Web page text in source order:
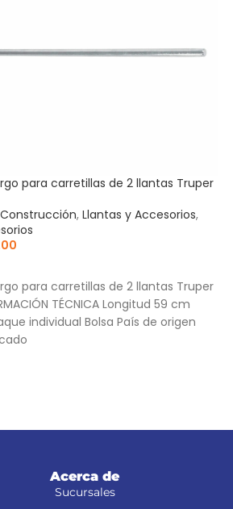
para carretillas de 2 llantas Truper
, Llantas y Accesorios,
para carretillas de 2 llantas Truper
TÉCNICA Longitud 59 cm
individual Bolsa País de origen
Acerca de
Sucursales